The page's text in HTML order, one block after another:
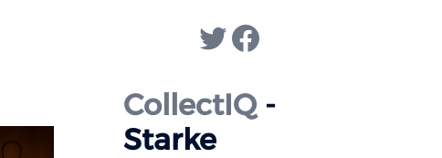
Twitter
Facebook
CollectIQ-
Starke